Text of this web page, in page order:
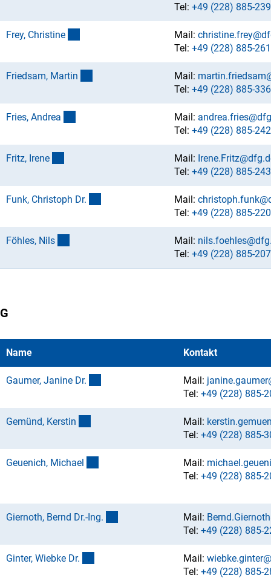
Tel: +49 (228) 885-239
Frey, Christine Mail:
Tel: +49 (228) 885-261
Friedsam, Martin Mail:
Tel: +49 (228) 885-336
Fries, Andrea Mail:
Tel: +49 (228) 885-242
Fritz, Irene Mail: Irene.Fritz@dfg.d
Tel: +49 (228) 885-243
Funk, Christoph Dr. Mail:
Tel: +49 (228) 885-220
Föhles, Nils Mail:
Tel: +49 (228) 885-207
G
Name Kontakt
Gaumer, Janine Dr. Mail:
Tel: +49 (228) 885-
Gemünd, Kerstin Mail:
Tel: +49 (228) 885-
Geuenich, Michael Mail:
Tel: +49 (228) 885-
Giernoth, Bernd Dr.-Ing. Mail:
Tel: +49 (228) 885-
Ginter, Wiebke Dr. Mail:
Tel: +49 (228) 885-